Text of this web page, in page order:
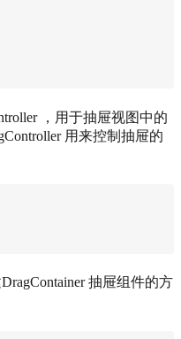
，用于抽屉视图中的
用来控制抽屉的
抽屉组件的方